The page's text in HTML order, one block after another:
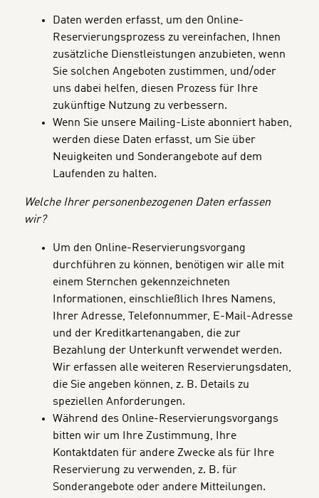
Daten werden erfasst, um den Online-
Reservierungsprozess zu vereinfachen, Ihnen
zusätzliche Dienstleistungen anzubieten, wenn
Sie solchen Angeboten zustimmen, und/oder
uns dabei helfen, diesen Prozess für Ihre
zukünftige Nutzung zu verbessern.
Wenn Sie unsere Mailing-Liste abonniert haben,
werden diese Daten erfasst, um Sie über
Neuigkeiten und Sonderangebote auf dem
Laufenden zu halten.
Welche Ihrer personenbezogenen Daten erfassen
wir?
Um den Online-Reservierungsvorgang
durchführen zu können, benötigen wir alle mit
einem Sternchen gekennzeichneten
Informationen, einschließlich Ihres Namens,
Ihrer Adresse, Telefonnummer, E-Mail-Adresse
und der Kreditkartenangaben, die zur
Bezahlung der Unterkunft verwendet werden.
Wir erfassen alle weiteren Reservierungsdaten,
die Sie angeben können, z. B. Details zu
speziellen Anforderungen.
Während des Online-Reservierungsvorgangs
bitten wir um Ihre Zustimmung, Ihre
Kontaktdaten für andere Zwecke als für Ihre
Reservierung zu verwenden, z. B. für
Sonderangebote oder andere Mitteilungen.